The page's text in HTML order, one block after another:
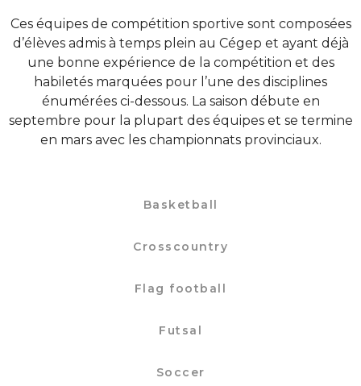
Ces équipes de compétition sportive sont composées
d’élèves admis à temps plein au Cégep et ayant déjà
une bonne expérience de la compétition et des
habiletés marquées pour l’une des disciplines
énumérées ci-dessous. La saison débute en
septembre pour la plupart des équipes et se termine
en mars avec les championnats provinciaux.
Basketball
Crosscountry
Flag football
Futsal
Soccer